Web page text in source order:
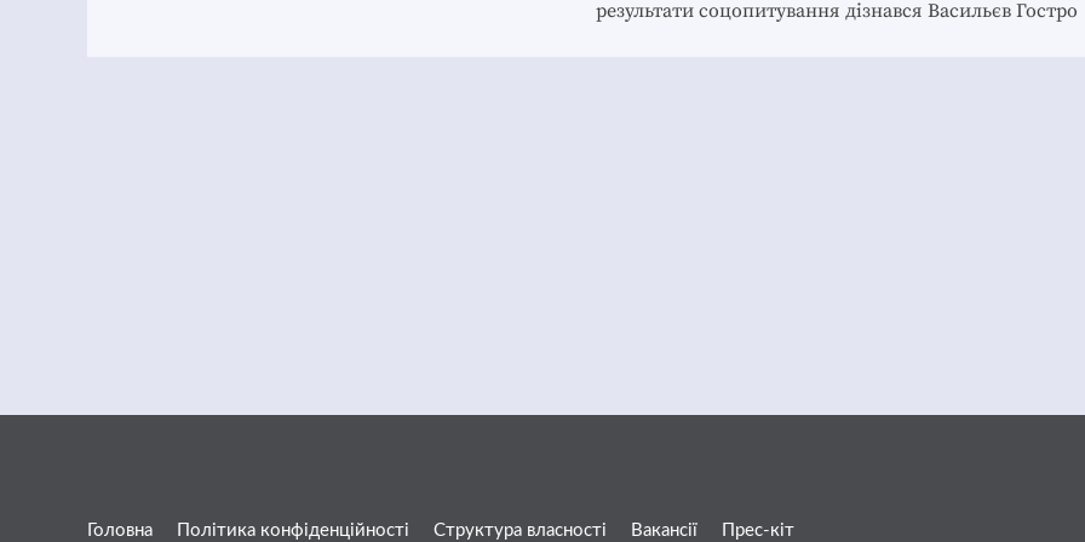
результати соцопитування дізнався Васильєв Гостро
Головна Політика конфіденційності Структура власності Вакансії Прес-кіт